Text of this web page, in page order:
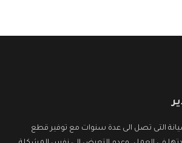
التى تصل الى عدة سنوات مع توفير قطع